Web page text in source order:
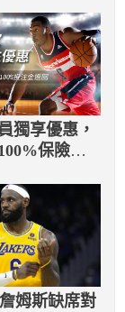
獨享優惠，
保險返
姆斯缺席對